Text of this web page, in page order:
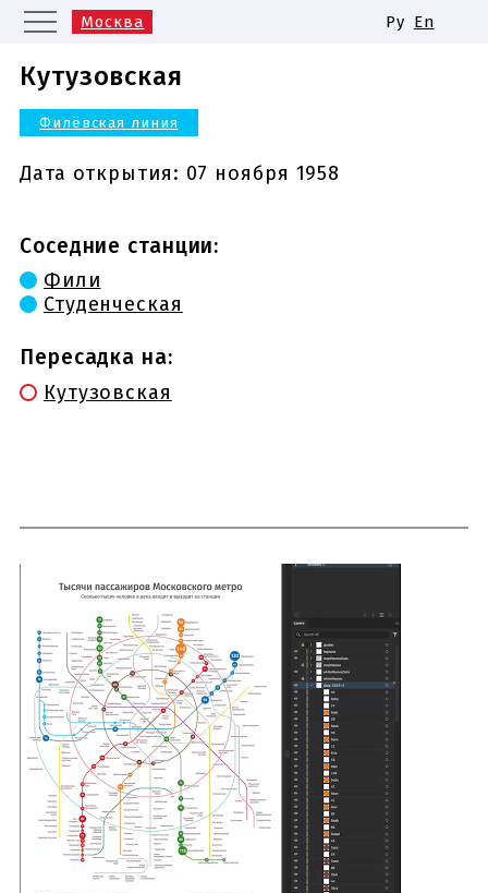
Москва
Казань
Нижний Новгород
Новосибирск
Одинаковые названия станций
метро
Ру En
Кутузовская
Филёвская линия
Дата открытия: 07 ноября 1958
Соседние станции:
Фили
Студенческая
Пересадка на:
Кутузовская